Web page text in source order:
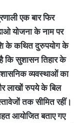
एक बार फिर
योजना के नाम पर
के कथित दुरुपयोग के
कि सुशासन तिहार के
व्यवस्थाओं का
लाखों रुपये के बिल
तक सीमित रहीं।
आयोजित बताए गए